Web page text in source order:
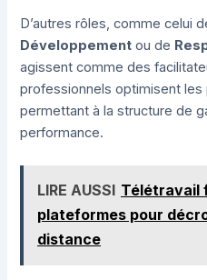
D’autres rôles, comme celui
Développement ou de
agissent comme des
professionnels optimisent
permettant à la structure de
performance.
LIRE AUSSI Télétravail
plateformes pour
distance